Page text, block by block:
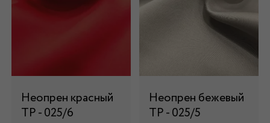
Неопрен красный
ТР - 025/6
Неопрен бежевый
ТР - 025/5